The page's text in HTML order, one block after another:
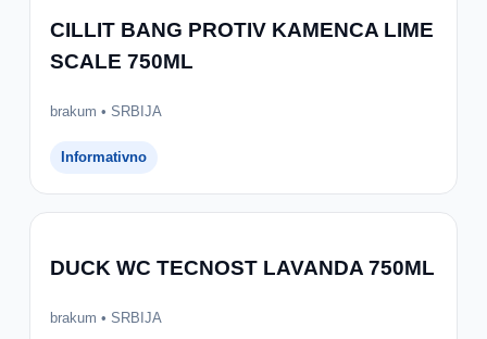
CILLIT BANG PROTIV KAMENCA LIME
SCALE 750ML
brakum • SRBIJA
Informativno
DUCK WC TECNOST LAVANDA 750ML
brakum • SRBIJA